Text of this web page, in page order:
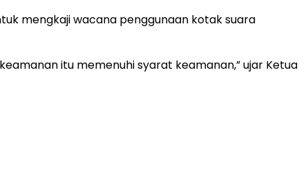
mengkaji wacana penggunaan kotak suara
itu memenuhi syarat keamanan,” ujar Ketua